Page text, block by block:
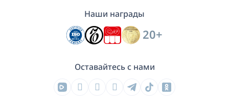
Наши награды
20+
Оставайтесь с нами